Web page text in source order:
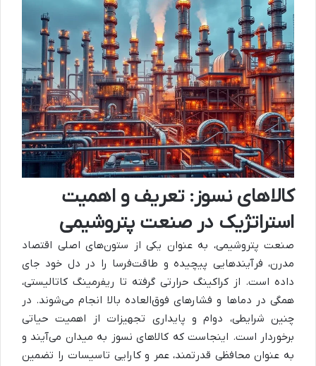
کالاهای نسوز: تعریف و اهمیت
استراتژیک در صنعت پتروشیمی
صنعت پتروشیمی، به عنوان یکی از ستون‌های اصلی اقتصاد
مدرن، فرآیندهایی پیچیده و طاقت‌فرسا را در دل خود جای
داده است. از کراکینگ حرارتی گرفته تا ریفرمینگ کاتالیستی،
همگی در دماها و فشارهای فوق‌العاده بالا انجام می‌شوند. در
چنین شرایطی، دوام و پایداری تجهیزات از اهمیت حیاتی
برخوردار است. اینجاست که کالاهای نسوز به میدان می‌آیند و
به عنوان محافظی قدرتمند، عمر و کارایی تاسیسات را تضمین